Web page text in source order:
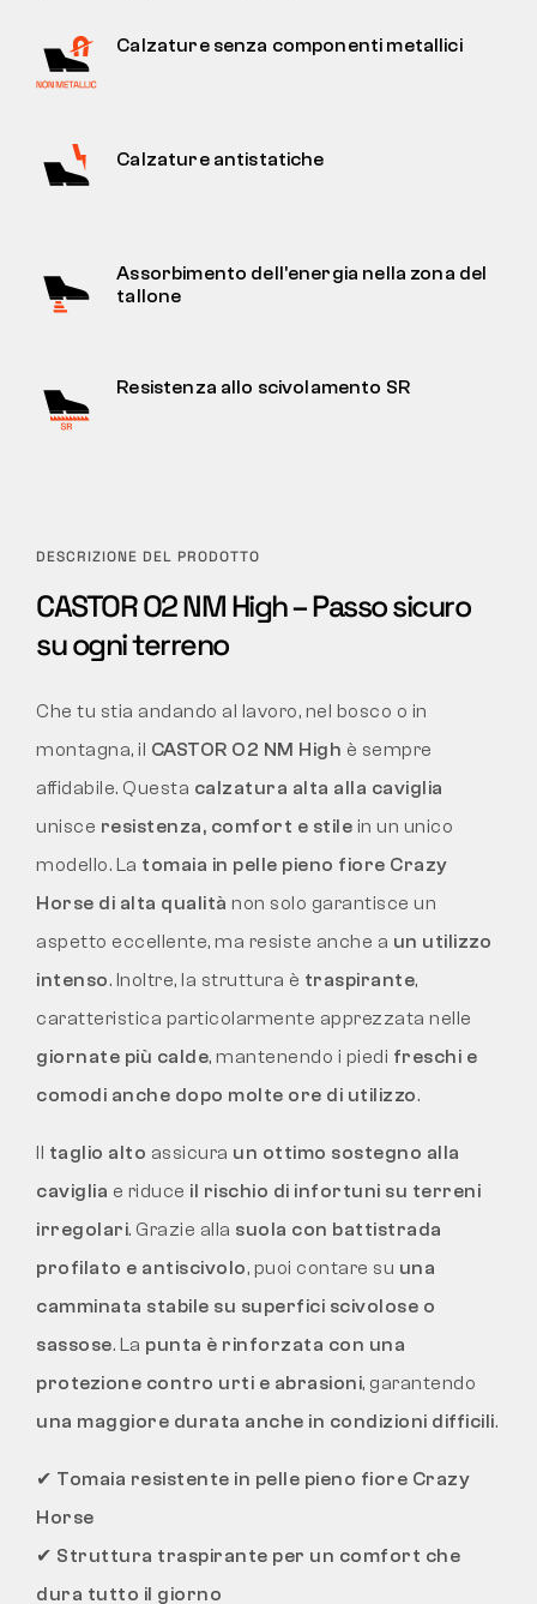
Calzature senza componenti metallici
Calzature antistatiche
Assorbimento dell'energia nella zona del
tallone
Resistenza allo scivolamento SR
DESCRIZIONE DEL PRODOTTO
CASTOR O2 NM High – Passo sicuro
su ogni terreno
Che tu stia andando al lavoro, nel bosco o in
montagna, il CASTOR O2 NM High è sempre
affidabile. Questa calzatura alta alla caviglia
unisce resistenza, comfort e stile in un unico
modello. La tomaia in pelle pieno fiore Crazy
Horse di alta qualità non solo garantisce un
aspetto eccellente, ma resiste anche a un utilizzo
intenso. Inoltre, la struttura è traspirante,
caratteristica particolarmente apprezzata nelle
giornate più calde, mantenendo i piedi freschi e
comodi anche dopo molte ore di utilizzo.
Il taglio alto assicura un ottimo sostegno alla
caviglia e riduce il rischio di infortuni su terreni
irregolari. Grazie alla suola con battistrada
profilato e antiscivolo, puoi contare su una
camminata stabile su superfici scivolose o
sassose. La punta è rinforzata con una
protezione contro urti e abrasioni, garantendo
una maggiore durata anche in condizioni difficili.
✔ Tomaia resistente in pelle pieno fiore Crazy
Horse
✔ Struttura traspirante per un comfort che
dura tutto il giorno